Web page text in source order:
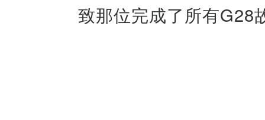
致那位完成了所有G28